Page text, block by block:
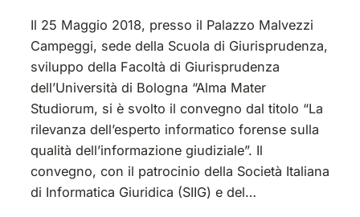
Il 25 Maggio 2018, presso il Palazzo Malvezzi
Campeggi, sede della Scuola di Giurisprudenza,
sviluppo della Facoltà di Giurisprudenza
dell’Università di Bologna “Alma Mater
Studiorum, si è svolto il convegno dal titolo “La
rilevanza dell’esperto informatico forense sulla
qualità dell’informazione giudiziale”. Il
convegno, con il patrocinio della Società Italiana
di Informatica Giuridica (SIIG) e del…